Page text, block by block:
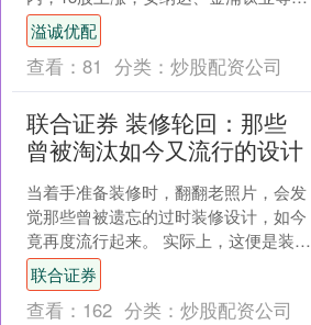
停，国城矿业、天原股份、龙佰集团等
涨幅居前，分别上涨....
溢诚优配
查看： 81 分类： 炒股配资公司
联合证券 装修轮回：那些
曾被淘汰如今又流行的设计
当着手准备装修时，翻翻老照片，会发
觉那些曾被遗忘的过时装修设计，如今
竟再度流行起来。 实际上，这便是装修
的轮回。所以，装修切勿盲目追逐潮
流，往往那些经得住考验的....
联合证券
查看： 162 分类： 炒股配资公司